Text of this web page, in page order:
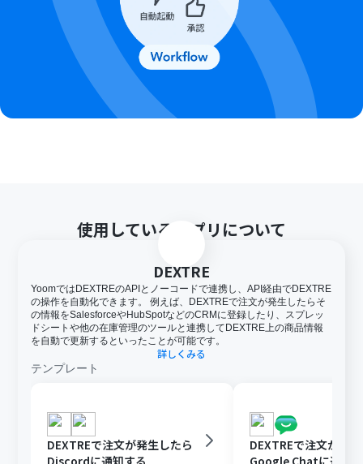
使用しているアプリについて
DEXTRE
YoomではDEXTREのAPIとノーコードで連携し、API経由でDEXTRE
の操作を自動化できます。 例えば、DEXTREで注文が発生したらそ
の情報をSalesforceやHubSpotなどのCRMに登録したり、スプレッ
ドシートや他の在庫管理のツールと連携してDEXTRE上の商品情報
を自動で更新するといったことが可能です。
詳しくみる
テンプレート
DEXTREで注文が発生したら
Discordに通知する
DEXTREで注文が発
Google Chatに通知